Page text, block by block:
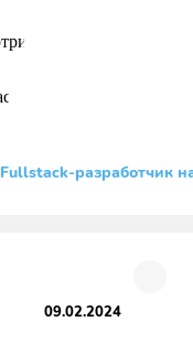
Fullstack-разработчик
09.02.2024